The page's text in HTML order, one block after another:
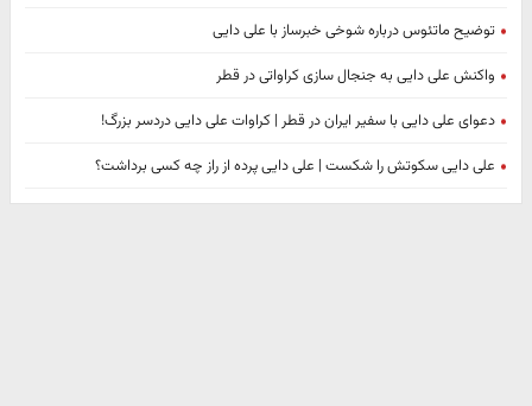
توضیح ماتئوس درباره شوخی خبرساز با علی دایی
واکنش علی دایی به جنجال سازی کراواتی در قطر
دعوای علی دایی با سفیر ایران در قطر | کراوات علی دایی دردسر بزرگ!
علی دایی سکوتش را شکست | علی دایی پرده از راز چه کسی برداشت؟